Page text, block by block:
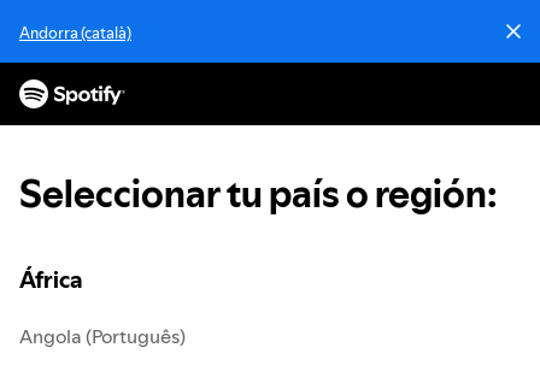
l
Andorra (català)
Seleccionar tu país o región:
África
Angola (Português)